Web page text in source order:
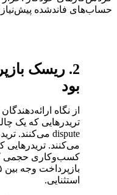
حساب‌های فاندشده
2. ریسک
بود
از نگاه
تریدرهایی که یک
کسب‌وکاری حجمی که
استثنایی.